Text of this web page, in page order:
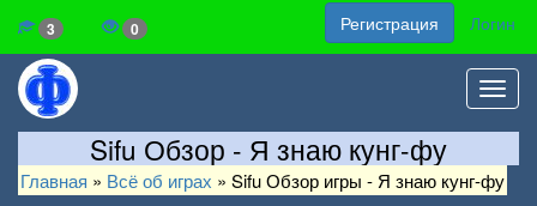
3 0 Регистрация Логин
Sifu Обзор - Я знаю кунг-фу
Главная » Всё об играх » Sifu Обзор игры - Я знаю кунг-фу